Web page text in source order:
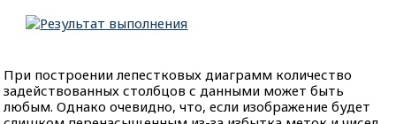
При построении лепестковых диаграмм количество
задействованных столбцов с данными может быть
любым. Однако очевидно, что, если изображение будет